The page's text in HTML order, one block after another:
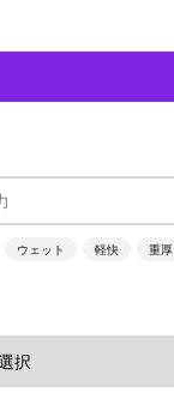
ウェット 軽快 重厚